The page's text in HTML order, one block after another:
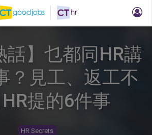
話】乜都同HR講
？見工、返工不
提的6件事
HR Secrets